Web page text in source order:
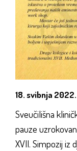
18. svibnja 2022.
Sveučilišna
pauze
XVII. Simpozij iz